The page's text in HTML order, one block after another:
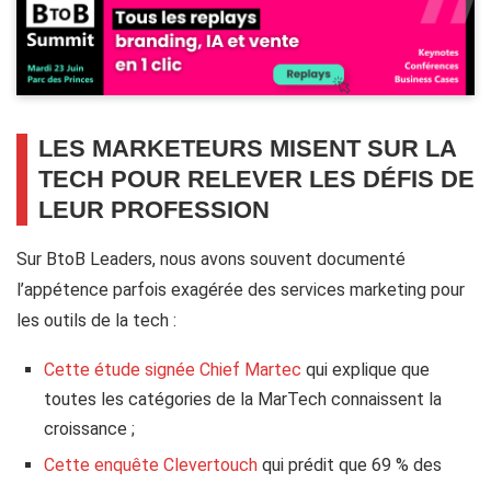
LES MARKETEURS MISENT SUR LA
TECH POUR RELEVER LES DÉFIS DE
LEUR PROFESSION
Sur BtoB Leaders, nous avons souvent documenté
l’appétence parfois exagérée des services marketing pour
les outils de la tech :
Cette étude signée Chief Martec qui explique que
toutes les catégories de la MarTech connaissent la
croissance ;
Cette enquête Clevertouch qui prédit que 69 % des